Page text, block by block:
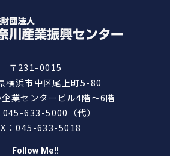
〒231-0015
横浜市中区尾上町5-80
業センタービル4階～6階
633-5000（代）
：045-633-5018
Follow Me!!